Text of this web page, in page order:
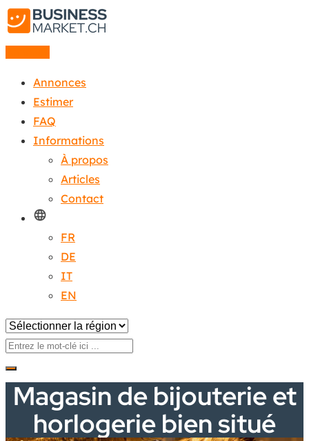
Annonces
Estimer
FAQ
Informations
À propos
Articles
Contact
FR
DE
IT
EN
Magasin de bijouterie et
horlogerie bien situé